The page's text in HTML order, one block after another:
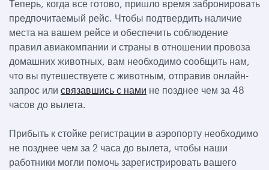
Теперь, когда все готово, пришло время забронировать
предпочитаемый рейс. Чтобы подтвердить наличие
места на вашем рейсе и обеспечить соблюдение
правил авиакомпании и страны в отношении провоза
домашних животных, вам необходимо сообщить нам,
что вы путешествуете с животным, отправив онлайн-
запрос или связавшись с нами не позднее чем за 48
часов до вылета.
Прибыть к стойке регистрации в аэропорту необходимо
не позднее чем за 2 часа до вылета, чтобы наши
работники могли помочь зарегистрировать вашего